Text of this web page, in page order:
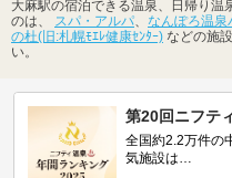
大麻駅の宿泊できる温泉、日帰り温
のは、 スパ・アルパ、 なんぽろ温泉
の杜(旧:札幌ﾓｴﾚ健康ｾﾝﾀｰ) などの施
い。
第20回ニフテ
全国約2.2万件の
気施設は…